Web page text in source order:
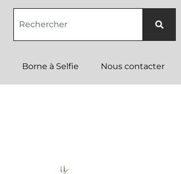
Borne à Selfie Nous contacter